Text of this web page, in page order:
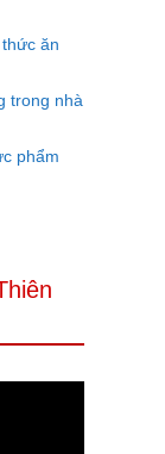
ăn
trong nhà
phẩm